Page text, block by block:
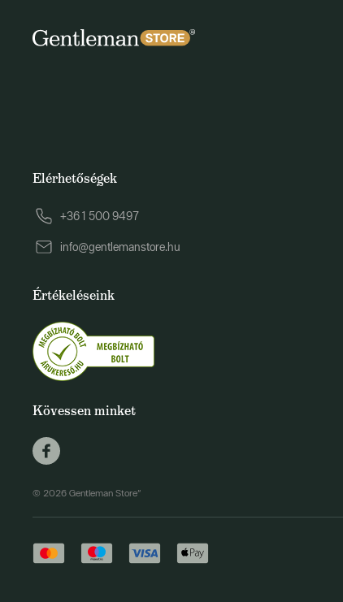
Elérhetőségek
+36 1 500 9497
info@gentlemanstore.hu
Értékeléseink
Kövessen minket
© 2026 Gentleman Store"